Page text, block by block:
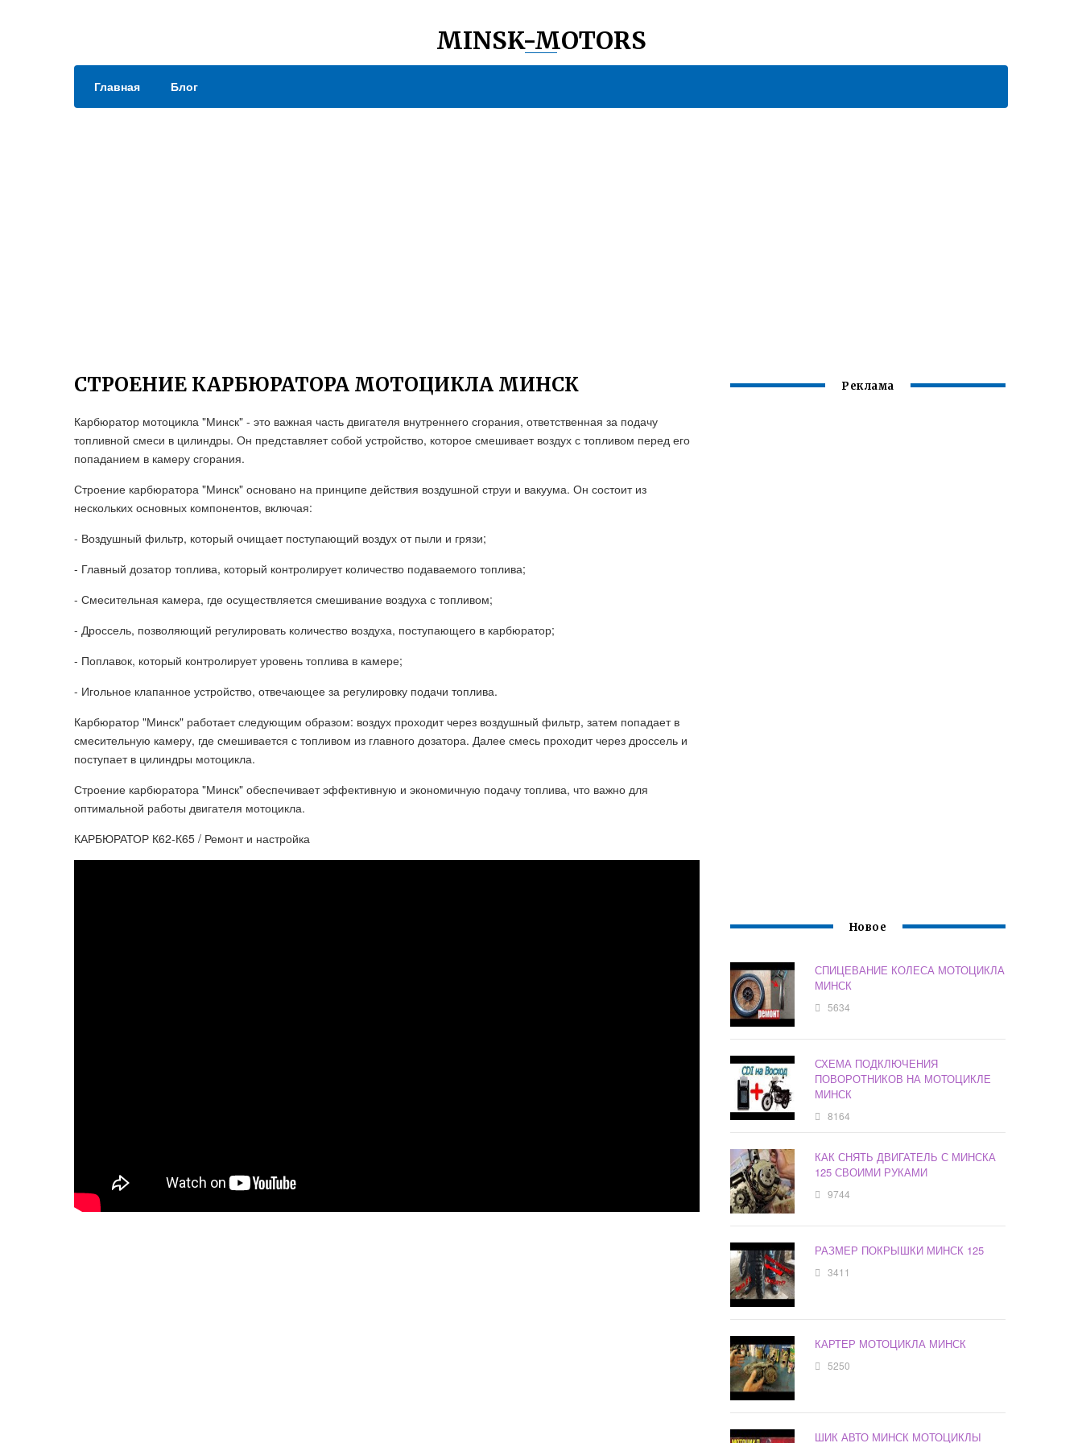
MINSK-MOTORS
Главная Блог
СТРОЕНИЕ КАРБЮРАТОРА МОТОЦИКЛА МИНСК
Карбюратор мотоцикла "Минск" - это важная часть двигателя внутреннего сгорания, ответственная за подачу
топливной смеси в цилиндры. Он представляет собой устройство, которое смешивает воздух с топливом перед его
попаданием в камеру сгорания.
Строение карбюратора "Минск" основано на принципе действия воздушной струи и вакуума. Он состоит из
нескольких основных компонентов, включая:
- Воздушный фильтр, который очищает поступающий воздух от пыли и грязи;
- Главный дозатор топлива, который контролирует количество подаваемого топлива;
- Смесительная камера, где осуществляется смешивание воздуха с топливом;
- Дроссель, позволяющий регулировать количество воздуха, поступающего в карбюратор;
- Поплавок, который контролирует уровень топлива в камере;
- Игольное клапанное устройство, отвечающее за регулировку подачи топлива.
Карбюратор "Минск" работает следующим образом: воздух проходит через воздушный фильтр, затем попадает в
смесительную камеру, где смешивается с топливом из главного дозатора. Далее смесь проходит через дроссель и
поступает в цилиндры мотоцикла.
Строение карбюратора "Минск" обеспечивает эффективную и экономичную подачу топлива, что важно для
оптимальной работы двигателя мотоцикла.
КАРБЮРАТОР К62-К65 / Ремонт и настройка
Реклама
Новое
СПИЦЕВАНИЕ КОЛЕСА МОТОЦИКЛА
МИНСК
5634
СХЕМА ПОДКЛЮЧЕНИЯ
ПОВОРОТНИКОВ НА МОТОЦИКЛЕ
МИНСК
8164
КАК СНЯТЬ ДВИГАТЕЛЬ С МИНСКА
125 СВОИМИ РУКАМИ
9744
РАЗМЕР ПОКРЫШКИ МИНСК 125
3411
КАРТЕР МОТОЦИКЛА МИНСК
5250
ШИК АВТО МИНСК МОТОЦИКЛЫ